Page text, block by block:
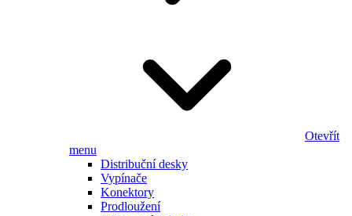
Otevřít
menu
Distribuční desky
Vypínače
Konektory
Prodloužení